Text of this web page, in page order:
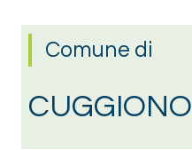
Comune di
CUGGIONO